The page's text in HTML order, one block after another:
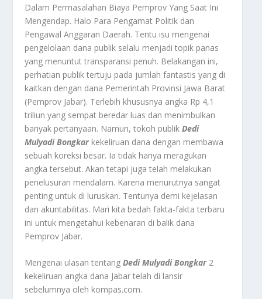
Dalam Permasalahan Biaya Pemprov Yang Saat Ini
Mengendap. Halo Para Pengamat Politik dan
Pengawal Anggaran Daerah. Tentu isu mengenai
pengelolaan dana publik selalu menjadi topik panas
yang menuntut transparansi penuh. Belakangan ini,
perhatian publik tertuju pada jumlah fantastis yang di
kaitkan dengan dana Pemerintah Provinsi Jawa Barat
(Pemprov Jabar). Terlebih khususnya angka Rp 4,1
triliun yang sempat beredar luas dan menimbulkan
banyak pertanyaan. Namun, tokoh publikDedi
Mulyadi Bongkarkekeliruan dana dengan membawa
sebuah koreksi besar. Ia tidak hanya meragukan
angka tersebut. Akan tetapi juga telah melakukan
penelusuran mendalam. Karena menurutnya sangat
penting untuk di luruskan. Tentunya demi kejelasan
dan akuntabilitas. Mari kita bedah fakta-fakta terbaru
ini untuk mengetahui kebenaran di balik dana
Pemprov Jabar.
Mengenai ulasan tentangDedi Mulyadi Bongkar2
kekeliruan angka dana Jabar telah di lansir
sebelumnya oleh kompas.com.